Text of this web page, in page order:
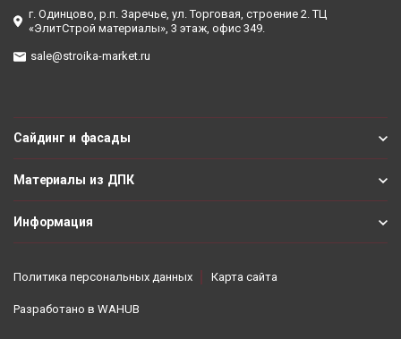
г. Одинцово, р.п. Заречье, ул. Торговая, строение 2. ТЦ
«ЭлитСтрой материалы», 3 этаж, офис 349.
sale@stroika-market.ru
Сайдинг и фасады
Материалы из ДПК
Информация
Политика персональных данных Карта сайта
Разработано в WAHUB